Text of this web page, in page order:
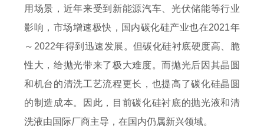
用场景，近年来受到新能源汽车、光伏储能等行业
影响，市场增速极快，国内碳化硅产业也在2021年
～2022年得到迅速发展。但碳化硅衬底硬度高、脆
性大，给抛光带来了极大难度。而抛光后因其晶圆
和机台的清洗工艺流程更长，也提高了碳化硅晶圆
的制造成本。因此，目前碳化硅衬底的抛光液和清
洗液由国际厂商主导，在国内仍属新兴领域。